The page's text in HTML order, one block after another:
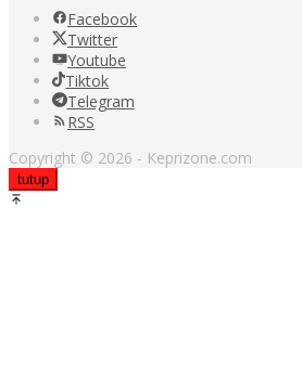
Facebook
Twitter
Youtube
Tiktok
Telegram
RSS
Copyright © 2026 - Keprizone.com
tutup